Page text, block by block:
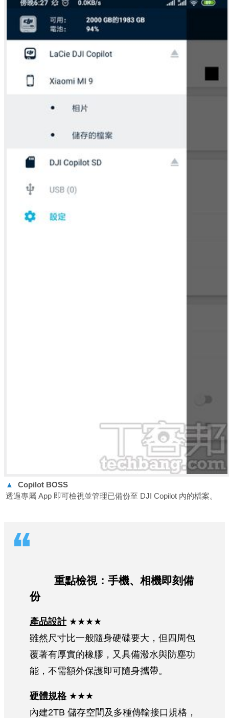
▲
Copilot BOSS
透過專屬 App 即可檢視並管理已備份至 DJI Copilot 內的檔案。
重點檢視：手機、相機即刻備
份
產品設計★★★★
雖然尺寸比一般隨身硬碟要大，但四周包
覆著有厚實的橡膠，又具備潑水與防塵功
能，不需額外保護即可隨身攜帶。
硬體規格★★★
內建2TB 儲存空間及多種傳輸接口規格，